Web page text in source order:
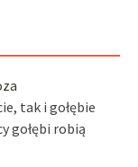
tak i gołębie
gołębi robią